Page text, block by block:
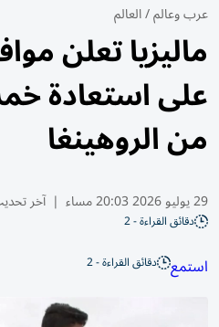
عرب وعالم/العالم
ماليزيا تعلن
على استعادة
من الروهينغا
29 يوليو 2026 20:03 مساء | آخر
دقائق القراءة - 2
استمع دقائق القراءة - 2